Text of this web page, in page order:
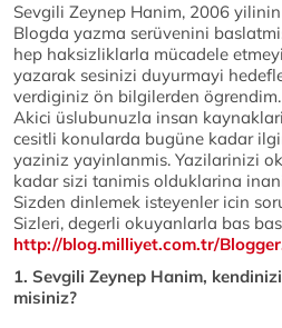
Sevgili Zeynep Hanim, 2006
Blogda yazma serüvenini
hep haksizliklarla mücadele
yazarak sesinizi duyurmayi
verdiginiz ön bilgilerden ögrendim.
Akici üslubunuzla insan
cesitli konularda bugüne kadar
yaziniz yayinlanmis. Yazilarinizi
kadar sizi tanimis olduklarina
Sizden dinlemek isteyenler icin
Sizleri, degerli okuyanlarla bas
http://blog.milliyet.com.tr/
1. Sevgili Zeynep Hanim,
misiniz?